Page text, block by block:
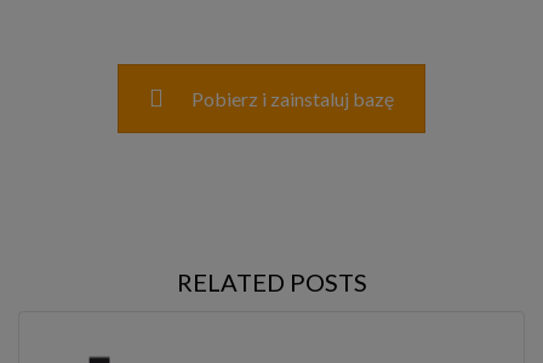
Pobierz i zainstaluj bazę
RELATED POSTS